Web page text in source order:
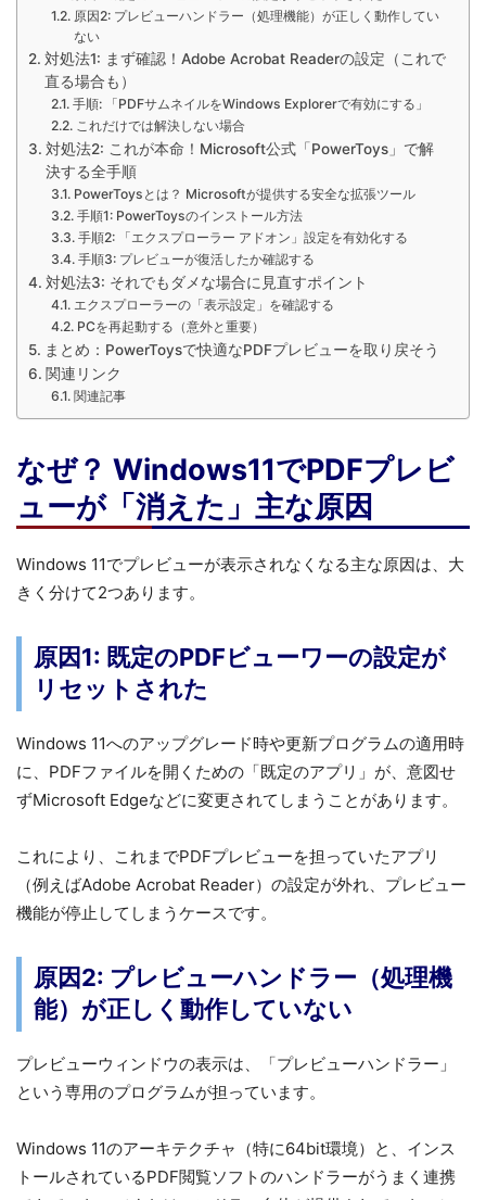
原因2: プレビューハンドラー（処理機能）が正しく動作してい
ない
対処法1: まず確認！Adobe Acrobat Readerの設定（これで
直る場合も）
手順: 「PDFサムネイルをWindows Explorerで有効にする」
これだけでは解決しない場合
対処法2: これが本命！Microsoft公式「PowerToys」で解
決する全手順
PowerToysとは？ Microsoftが提供する安全な拡張ツール
手順1: PowerToysのインストール方法
手順2: 「エクスプローラー アドオン」設定を有効化する
手順3: プレビューが復活したか確認する
対処法3: それでもダメな場合に見直すポイント
エクスプローラーの「表示設定」を確認する
PCを再起動する（意外と重要）
まとめ：PowerToysで快適なPDFプレビューを取り戻そう
関連リンク
関連記事
なぜ？ Windows11でPDFプレビ
ューが「消えた」主な原因
Windows 11でプレビューが表示されなくなる主な原因は、大
きく分けて2つあります。
原因1: 既定のPDFビューワーの設定が
リセットされた
Windows 11へのアップグレード時や更新プログラムの適用時
に、PDFファイルを開くための「既定のアプリ」が、意図せ
ずMicrosoft Edgeなどに変更されてしまうことがあります。
これにより、これまでPDFプレビューを担っていたアプリ
（例えばAdobe Acrobat Reader）の設定が外れ、プレビュー
機能が停止してしまうケースです。
原因2: プレビューハンドラー（処理機
能）が正しく動作していない
プレビューウィンドウの表示は、「プレビューハンドラー」
という専用のプログラムが担っています。
Windows 11のアーキテクチャ（特に64bit環境）と、インス
トールされているPDF閲覧ソフトのハンドラーがうまく連携